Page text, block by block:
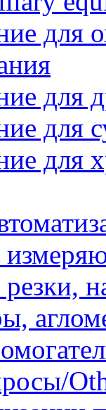
для
для
для
для